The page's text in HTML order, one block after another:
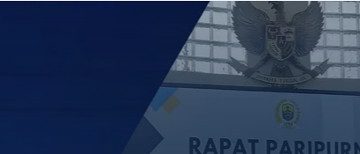
Transparansi Layanan Publik
Pantau kegiatan dan hasil sidang dewan secara
Lihat Agenda DPRD
Geser untuk melihat sorotan lainnya